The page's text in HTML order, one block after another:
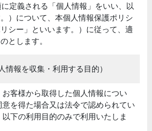
定義される「個人情報」をいい、以
）について、本個人情報保護ポリシ
シー」といいます。）に従って、適
とします。
情報を収集・利用する目的）
お客様から取得した個人情報につい
を得た場合又は法令で認められてい
下の利用目的のみで利用いたしま